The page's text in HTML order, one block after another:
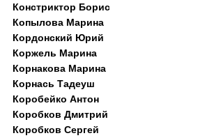
Констриктор Борис
Копылова Марина
Кордонский Юрий
Коржель Марина
Корнакова Марина
Корнась Тадеуш
Коробейко Антон
Коробков Дмитрий
Коробков Сергей